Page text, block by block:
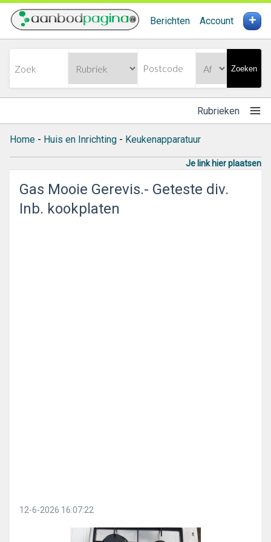
Berichten Account +
Zoeken
Rubrieken
Home - Huis en Inrichting - Keukenapparatuur
Je link hier plaatsen
Gas Mooie Gerevis.- Geteste div.
Inb. kookplaten
12-6-2026 16:07:22